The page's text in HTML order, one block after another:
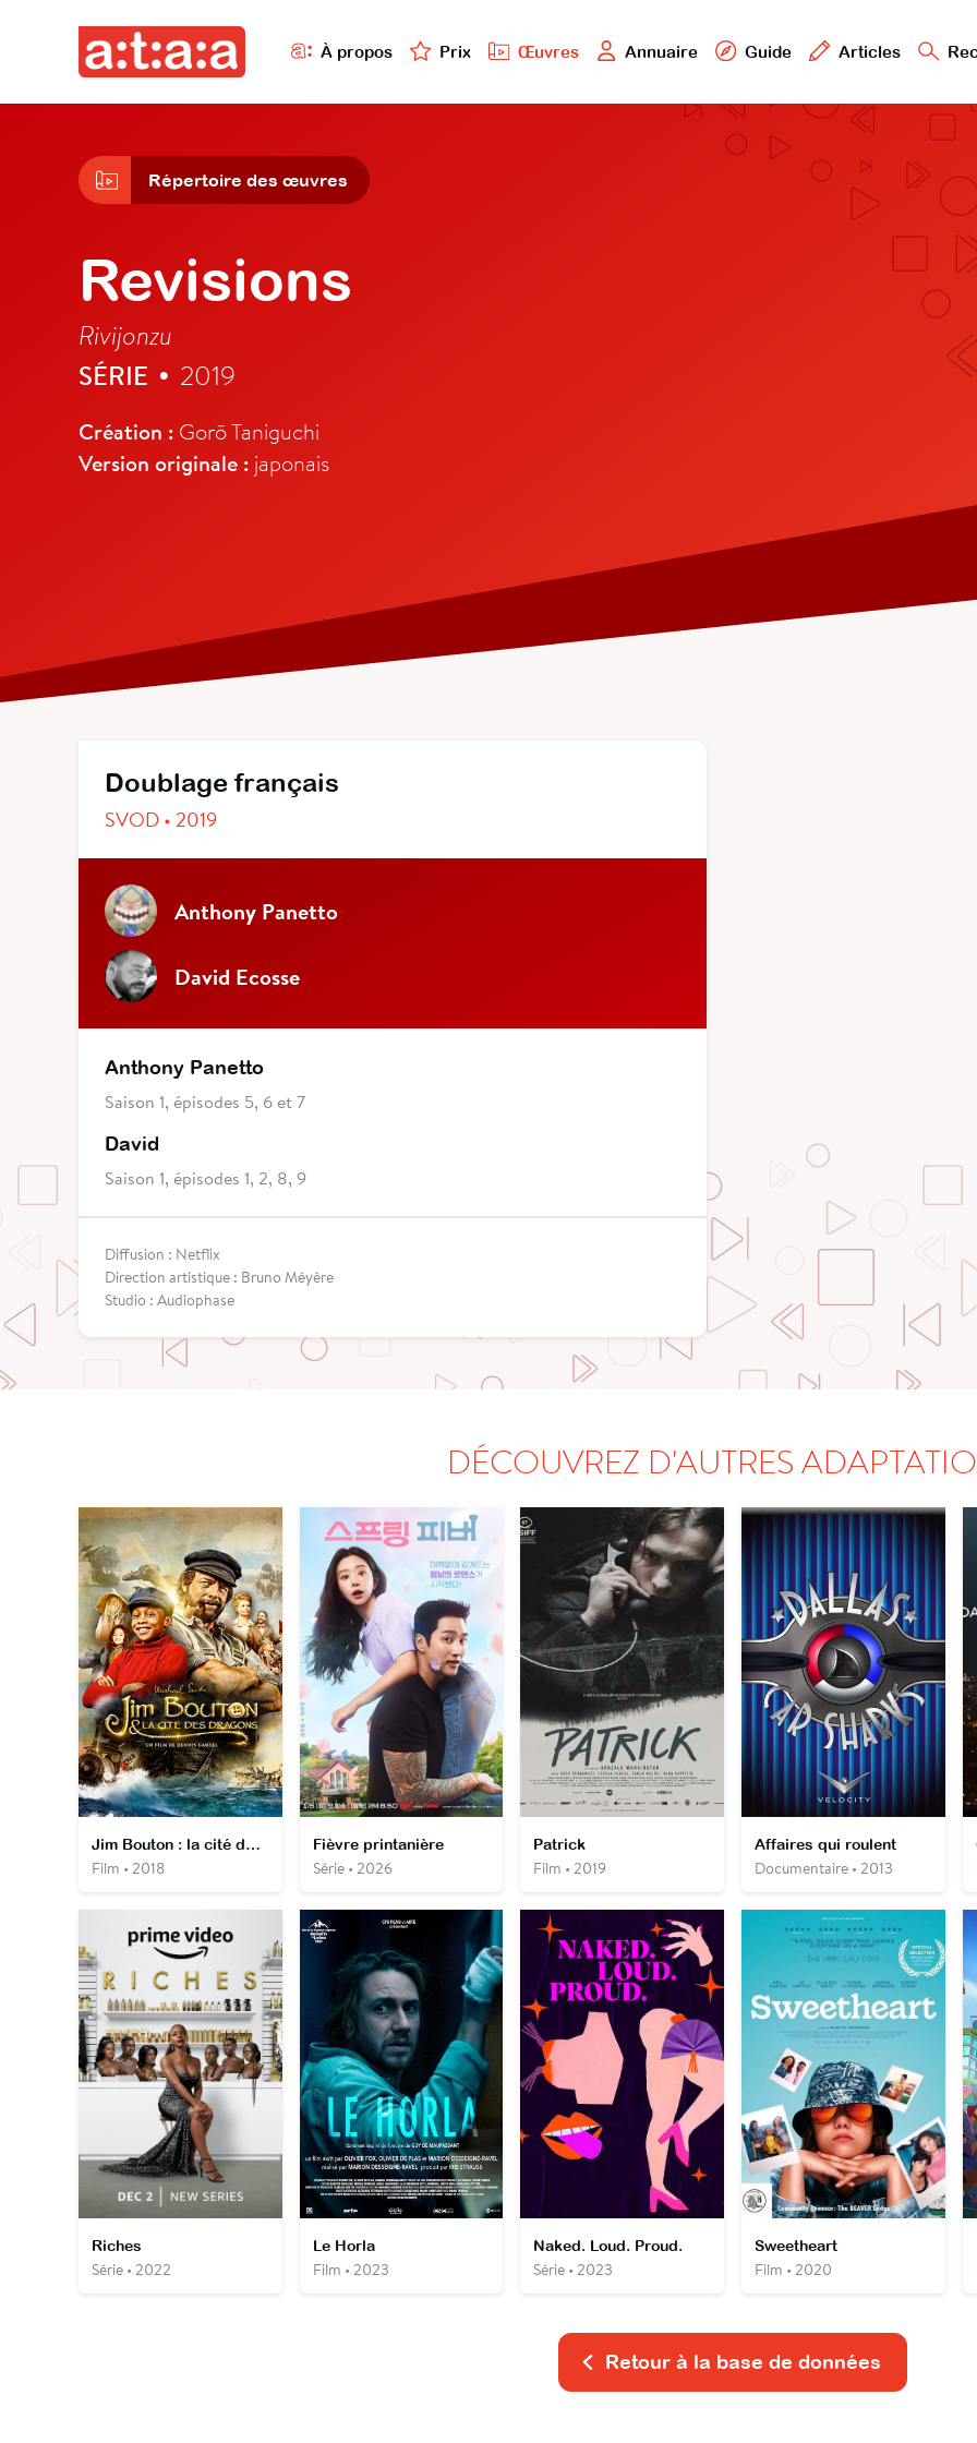
À propos Prix Œuvres Annuaire Guide Articles
Répertoire des œuvres
Revisions
Rivijonzu
SÉRIE • 2019
Création : Gorō Taniguchi
Version originale : japonais
Doublage français
SVOD • 2019
Anthony Panetto
David Ecosse
Anthony Panetto
Saison 1, épisodes 5, 6 et 7
David
Saison 1, épisodes 1, 2, 8, 9
Diffusion : Netflix
Direction artistique : Bruno Méyère
Studio : Audiophase
DÉCOUVREZ D'AUTRES
Jim Bouton : la cité des dragons
Film • 2018
Fièvre printanière
Série • 2026
Patrick
Film • 2019
Affaires qui roulent
Documentaire • 2013
Riches
Série • 2022
Le Horla
Film • 2023
Naked. Loud. Proud.
Série • 2023
Sweetheart
Film • 2020
Retour à la base de données